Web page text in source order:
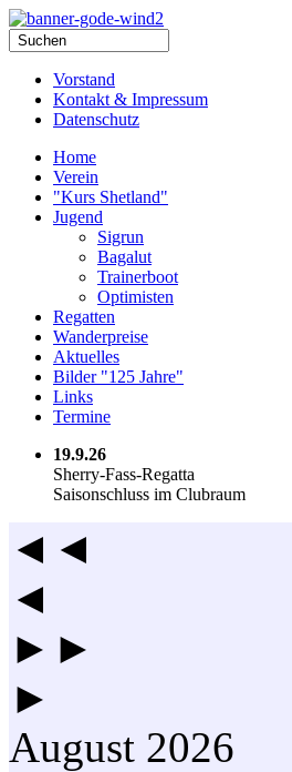
Vorstand
Kontakt & Impressum
Datenschutz
Home
Verein
"Kurs Shetland"
Jugend
Sigrun
Bagalut
Trainerboot
Optimisten
Regatten
Wanderpreise
Aktuelles
Bilder "125 Jahre"
Links
Termine
19.9.26
Sherry-Fass-Regatta
Saisonschluss im Clubraum
◄◄
◄
►►
►
August 2026